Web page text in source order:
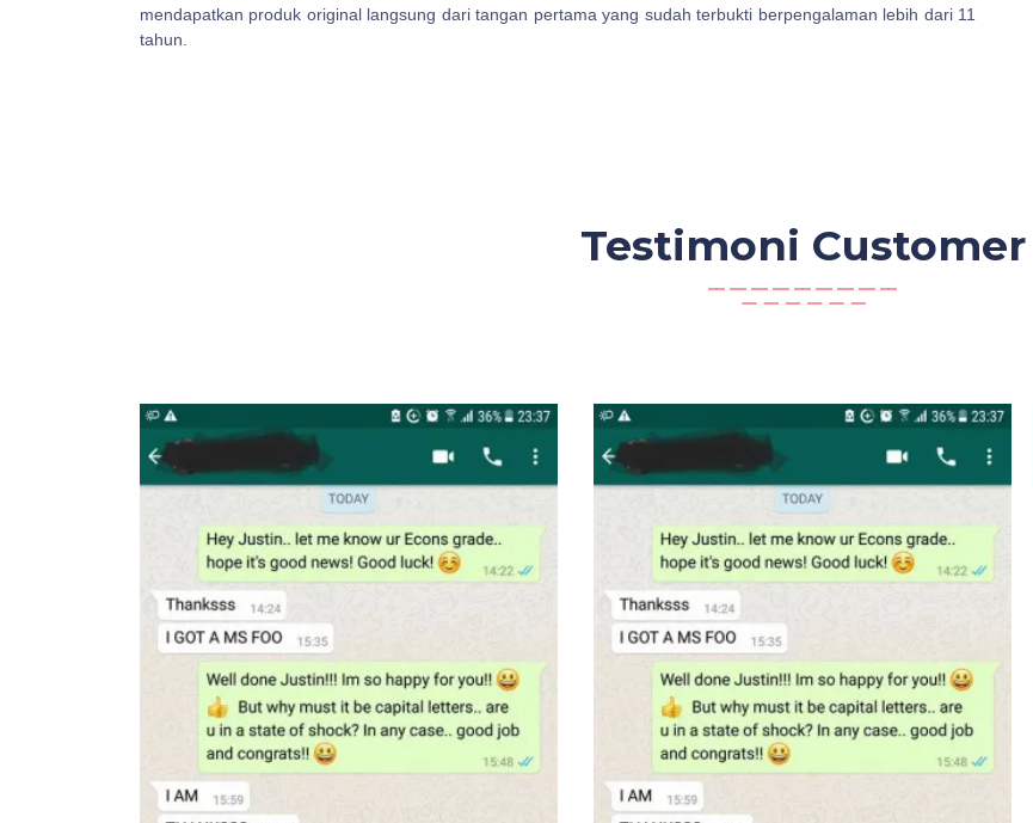
mendapatkan produk original langsung dari tangan pertama yang sudah terbukti berpengalaman lebih dari 11
tahun.
Testimoni Customer